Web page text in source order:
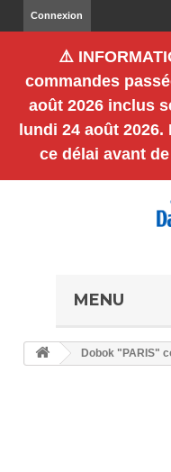
Connexion
⚠️
commandes
août 2026 inclus
lundi 24 août 2026.
ce délai avant
MENU
Dobok "PARIS"